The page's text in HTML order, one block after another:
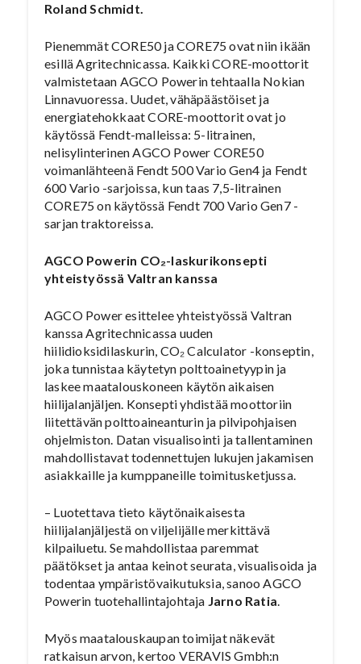
Roland Schmidt.
Pienemmät CORE50 ja CORE75 ovat niin ikään
esillä Agritechnicassa. Kaikki CORE-moottorit
valmistetaan AGCO Powerin tehtaalla Nokian
Linnavuoressa. Uudet, vähäpäästöiset ja
energiatehokkaat CORE-moottorit ovat jo
käytössä Fendt-malleissa: 5-litrainen,
nelisylinterinen AGCO Power CORE50
voimanlähteenä Fendt 500 Vario Gen4 ja Fendt
600 Vario -sarjoissa, kun taas 7,5-litrainen
CORE75 on käytössä Fendt 700 Vario Gen7 -
sarjan traktoreissa.
AGCO Powerin CO₂-laskurikonsepti
yhteistyössä Valtran kanssa
AGCO Power esittelee yhteistyössä Valtran
kanssa Agritechnicassa uuden
hiilidioksidilaskurin, CO₂ Calculator -konseptin,
joka tunnistaa käytetyn polttoainetyypin ja
laskee maatalouskoneen käytön aikaisen
hiilijalanjäljen. Konsepti yhdistää moottoriin
liitettävän polttoaineanturin ja pilvipohjaisen
ohjelmiston. Datan visualisointi ja tallentaminen
mahdollistavat todennettujen lukujen jakamisen
asiakkaille ja kumppaneille toimitusketjussa.
– Luotettava tieto käytönaikaisesta
hiilijalanjäljestä on viljelijälle merkittävä
kilpailuetu. Se mahdollistaa paremmat
päätökset ja antaa keinot seurata, visualisoida ja
todentaa ympäristövaikutuksia, sanoo AGCO
Powerin tuotehallintajohtaja Jarno Ratia.
Myös maatalouskaupan toimijat näkevät
ratkaisun arvon, kertoo VERAVIS Gmbh:n